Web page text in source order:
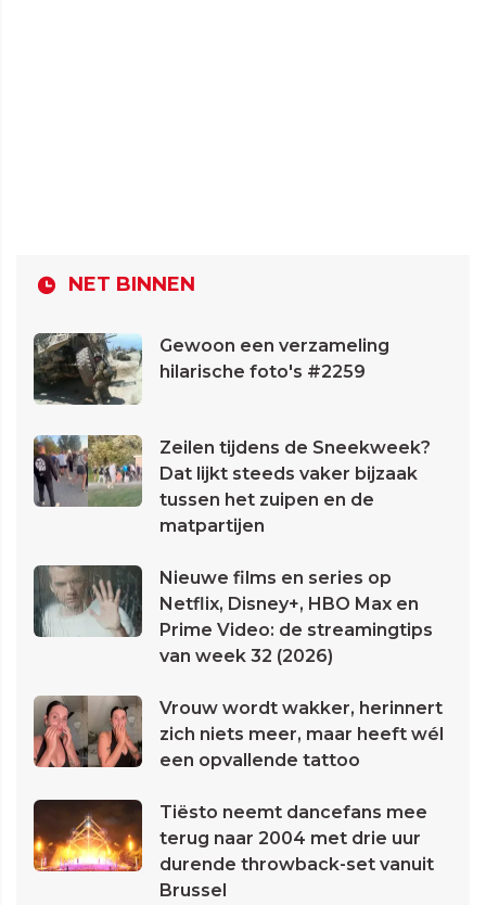
NET BINNEN
Gewoon een verzameling
hilarische foto's #2259
Zeilen tijdens de Sneekweek?
Dat lijkt steeds vaker bijzaak
tussen het zuipen en de
matpartijen
Nieuwe films en series op
Netflix, Disney+, HBO Max en
Prime Video: de streamingtips
van week 32 (2026)
Vrouw wordt wakker, herinnert
zich niets meer, maar heeft wél
een opvallende tattoo
Tiësto neemt dancefans mee
terug naar 2004 met drie uur
durende throwback-set vanuit
Brussel